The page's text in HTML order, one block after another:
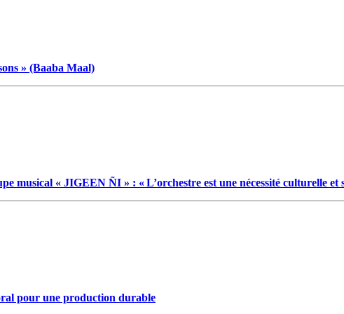
» (Baaba Maal)
« JIGEEN ÑI » : « L’orchestre est une nécessité culturelle et
pour une production durable